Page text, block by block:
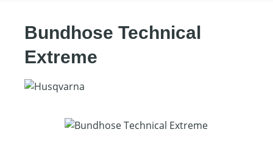
Bundhose Technical
Extreme
Bildergalerie überspringen